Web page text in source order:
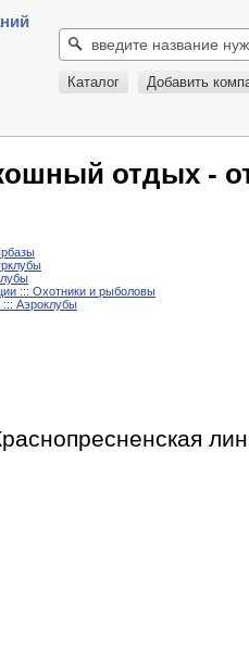
Каталог Добавить
отдых -
::: Охотники и рыболовы
::: Аэроклубы